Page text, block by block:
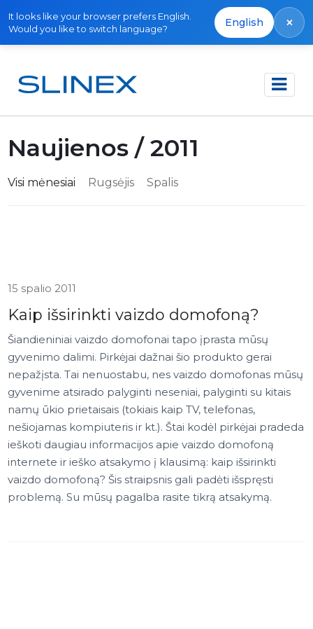
It looks like your browser prefers English.
Would you like to switch language?
English ×
Pagrindinis Naujienos
Naujienos / 2011
Visi mėnesiai Rugsėjis Spalis
15 spalio 2011
Kaip išsirinkti vaizdo domofoną?
Šiandieniniai vaizdo domofonai tapo įprasta mūsų
gyvenimo dalimi. Pirkėjai dažnai šio produkto gerai
nepažįsta. Tai nenuostabu, nes vaizdo domofonas mūsų
gyvenime atsirado palyginti neseniai, palyginti su kitais
namų ūkio prietaisais (tokiais kaip TV, telefonas,
nešiojamas kompiuteris ir kt.). Štai kodėl pirkėjai pradeda
ieškoti daugiau informacijos apie vaizdo domofoną
internete ir ieško atsakymo į klausimą: kaip išsirinkti
vaizdo domofoną? Šis straipsnis gali padėti išspręsti
problemą. Su mūsų pagalba rasite tikrą atsakymą.